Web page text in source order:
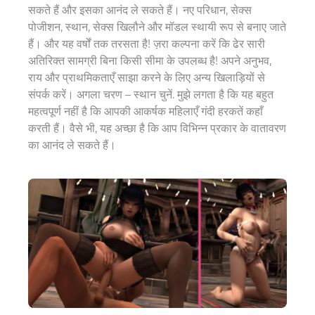
सकते हैं और इसका आनंद ले सकते हैं। नए परिधान, सेक्स
पोजीशन, स्थान, सेक्स खिलौने और मॉडल स्थायी रूप से बनाए जाते
हैं। और यह वर्षों तक तरसता है! ज़रा कल्पना करें कि ढेर सारी
अतिरिक्त सामग्री बिना किसी सीमा के उपलब्ध है! अपने अनुभव,
राय और प्राथमिकताएँ साझा करने के लिए अन्य खिलाड़ियों से
संपर्क करें। अगला चरण – स्थान चुनें. मुझे लगता है कि यह बहुत
महत्वपूर्ण नहीं है कि आपकी आकर्षक महिलाएँ गंदी हरकतें कहाँ
करती हैं। वैसे भी, यह अच्छा है कि आप विभिन्न प्रकार के वातावरण
का आनंद ले सकते हैं।